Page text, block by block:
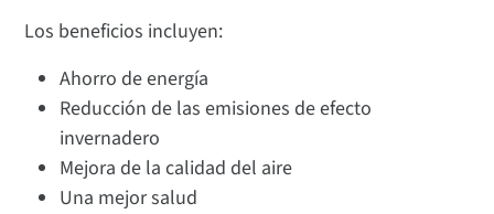
Los beneficios incluyen:
Ahorro de energía
Reducción de las emisiones de efecto
invernadero
Mejora de la calidad del aire
Una mejor salud